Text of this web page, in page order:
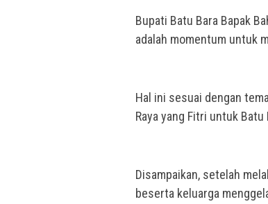
Bupati Batu Bara Bapak
adalah momentum untuk
Hal ini sesuai dengan
Raya yang Fitri untuk Batu
Disampaikan, setelah
beserta keluarga